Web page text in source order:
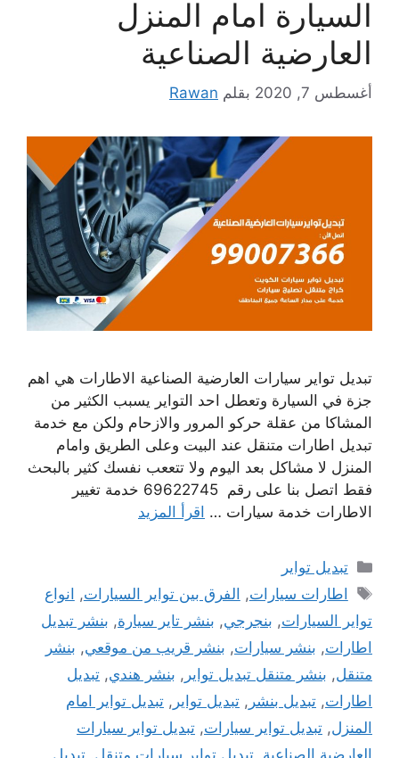
السيارة امام المنزل
العارضية الصناعية
أغسطس 7, 2020 بقلم Rawan
تبديل تواير سيارات العارضية الصناعية الاطارات هي اهم
جزة في السيارة وتعطل احد التواير يسبب الكثير من
المشاكا من عقلة حركو المرور والازحام ولكن مع خدمة
تبديل اطارات متنقل عند البيت وعلى الطريق وامام
المنزل لا مشاكل بعد اليوم ولا تتععب نفسك كثير بالبحث
فقط اتصل بنا على رقم 69622745 خدمة تغيير
الاطارات خدمة سيارات … اقرأ المزيد
التصنيفات
تبديل تواير
الوسوم
اطارات سيارات, الفرق بين تواير السيارات, انواع
تواير السيارات, بنجرجي, بنشر تاير سيارة, بنشر تبديل
اطارات, بنشر سيارات, بنشر قريب من موقعي, بنشر
متنقل, بنشر متنقل تبديل تواير , بنشر هندي, تبديل
اطارات, تبديل بنشر , تبديل تواير , تبديل تواير امام
المنزل, تبديل تواير سيارات, تبديل تواير سيارات
العارضية الصناعية, تبديل تواير سيارات متنقل, تبديل